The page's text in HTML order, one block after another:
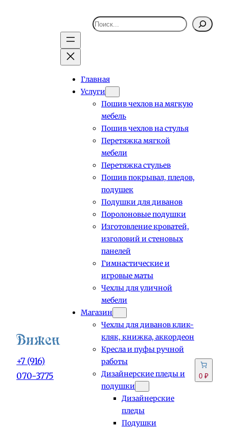
+7 (916)
070-3775
Поиск
Главная
Услуги
Пошив чехлов на мягкую
мебель
Пошив чехлов на стулья
Перетяжка мягкой
мебели
Перетяжка стульев
Пошив покрывал, пледов,
подушек
Подушки для диванов
Поролоновые подушки
Изготовление кроватей,
изголовий и стеновых
панелей
Гимнастические и
игровые маты
Чехлы для уличной
мебели
Магазин
Чехлы для диванов клик-
кляк, книжка, аккордеон
Кресла и пуфы ручной
работы
Дизайнерские пледы и
подушки
Дизайнерские
пледы
Подушки
0 ₽